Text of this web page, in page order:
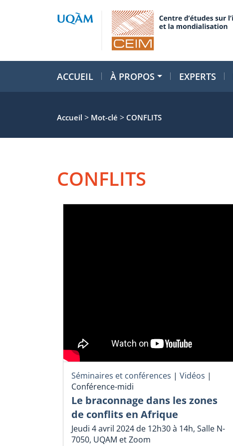
ACCUEIL À PROPOS EXPERTS
Accueil > Mot-clé > CONFLITS
CONFLITS
Séminaires et conférences | Vidéos |
Conférence-midi
Le braconnage dans les zones
de conflits en Afrique
Jeudi 4 avril 2024 de 12h30 à 14h, Salle N-
7050, UQAM et Zoom